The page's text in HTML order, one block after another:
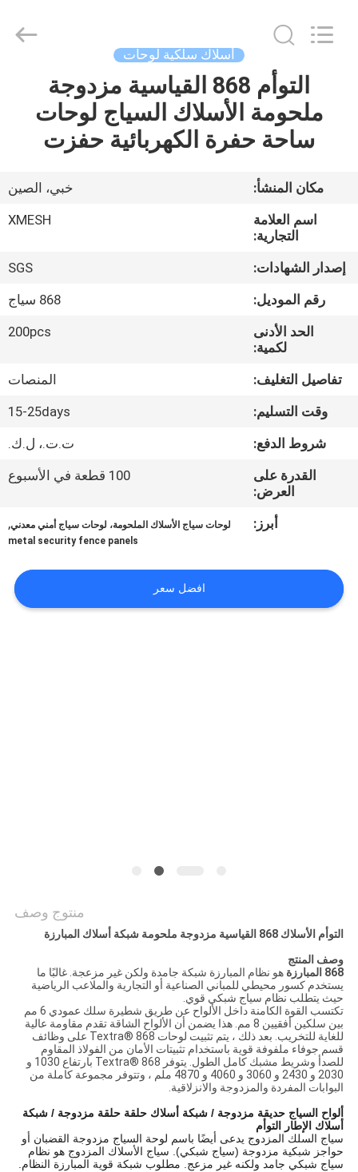
الصفحة
الرئيسية
معلومات
جولة
مراقبة
الجودة
اتصل
اقتباس
أسلاك سلكية لوحات
التوأم 868 القياسية مزدوجة
ملحومة الأسلاك السياج لوحات
ساحة حفرة الكهربائية حفزت
مكان المنشأ:
خبي، الصين
اسم العلامة
التجارية:
XMESH
إصدار الشهادات:
SGS
رقم الموديل:
868 سياج
الحد الأدنى
لكمية:
200pcs
تفاصيل التغليف:
المنصات
وقت التسليم:
15-25days
شروط الدفع:
ت.ت.، ل.ك.
القدرة على
العرض:
100 قطعة في الأسبوع
أبرز: لوحات سياج الأسلاك الملحومة، لوحات سياج أمني معدني,
metal security fence panels
افضل سعر
منتوج وصف
التوأم الأسلاك 868 القياسية مزدوجة ملحومة شبكة أسلاك المبارزة
وصف المنتج
868 المبارزة
هو نظام المبارزة شبكة جامدة ولكن غير مزعجة. غالبًا ما
يستخدم كسور محيطي للمباني الصناعية أو التجارية والملاعب الرياضية
حيث يتطلب نظام سياج شبكي قوي.
تكتسب القوة الكامنة داخل الألواح عن طريق شطيرة سلك عمودي 6 مم
بين سلكين أفقيين 8 مم. هذا يضمن أن الألواح الشاقة تقدم مقاومة عالية
للغاية للتخريب. بعد ذلك ، يتم تثبيت لوحات Textra® 868 على وظائف
قسم جوفاء ملفوفة قوية باستخدام تثبيتات الأمان من الفولاذ المقاوم
للصدأ وشريط مشبك كامل الطول. يتوفر Textra® 868 بارتفاع 1030 و
2030 و 2430 و 3060 و 4060 و 4870 ملم ، وتتوفر مجموعة كاملة من
البوابات المفردة والمزدوجة والانزلاقية.
ألواح السياج حديقة مزدوجة / شبكة أسلاك حلقة حلقة مزدوجة / شبكة
أسلاك الإطار التوأم
سياج السلك المزدوج يدعى أيضًا باسم لوحة السياج مزدوجة القضبان أو
حواجز شبكية مزدوجة (سياج شبكي). سياج الأسلاك المزدوج هو نظام
سياج شبكي جامد ولكنه غير مزعج. مطلوب شبكة قوية المبارزة النظام.